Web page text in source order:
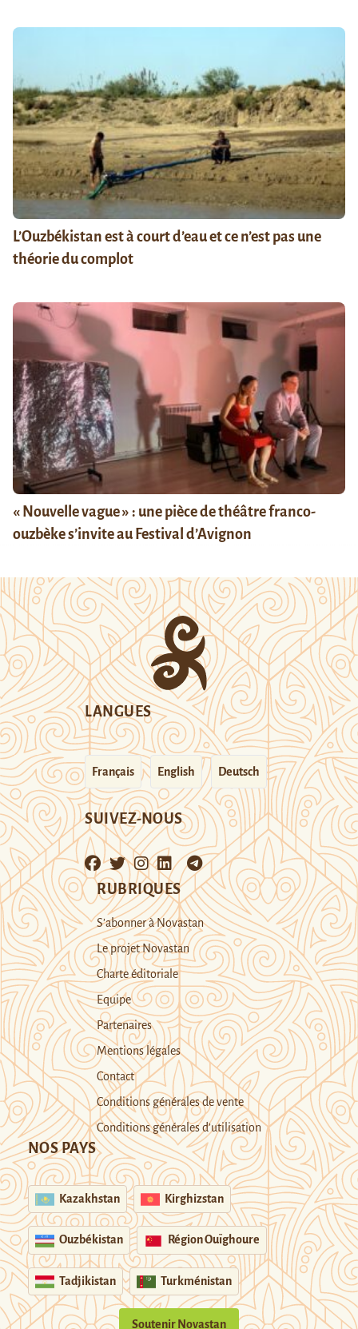
L’Ouzbékistan est à court d’eau et ce n’est pas une
théorie du complot
« Nouvelle vague » : une pièce de théâtre franco-
ouzbèke s’invite au Festival d’Avignon
LANGUES
Français English Deutsch
SUIVEZ-NOUS
RUBRIQUES
S’abonner à Novastan
Le projet Novastan
Charte éditoriale
Equipe
Partenaires
Mentions légales
Contact
Conditions générales de vente
Conditions générales d’utilisation
NOS PAYS
Kazakhstan Kirghizstan
Ouzbékistan Région Ouïghoure
Tadjikistan Turkménistan
Soutenir Novastan